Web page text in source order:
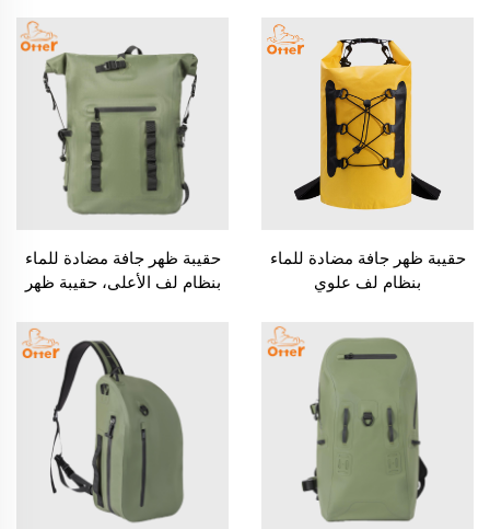
حقيبة ظهر جافة مضادة للماء
بنظام لف علوي
حقيبة ظهر جافة مضادة للماء
بنظام لف الأعلى، حقيبة ظهر